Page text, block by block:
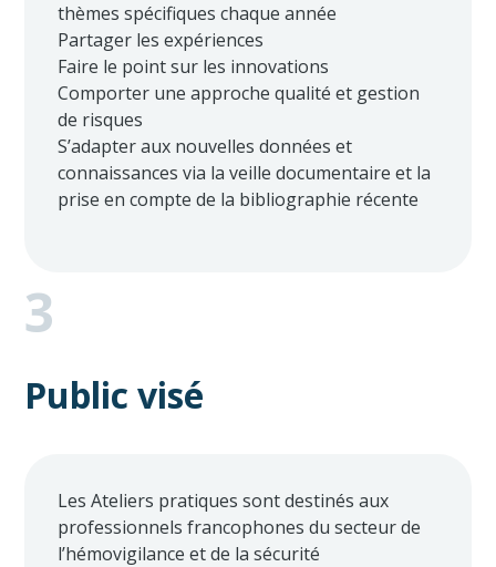
thèmes spécifiques chaque année
Partager les expériences
Faire le point sur les innovations
Comporter une approche qualité et gestion
de risques
S’adapter aux nouvelles données et
connaissances via la veille documentaire et la
prise en compte de la bibliographie récente
3
Public visé
Les Ateliers pratiques sont destinés aux
professionnels francophones du secteur de
l’hémovigilance et de la sécurité